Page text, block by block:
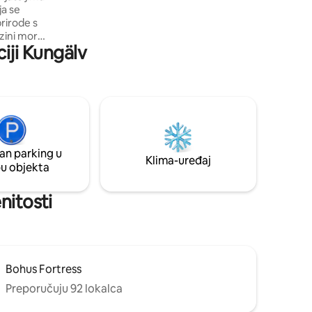
se
s
mora,
selu, ali
od
i
uz
uz
Kungälv
parking u
objekta
Klima-uređaj
Bohus Fortress
Preporučuju 92 lokalca